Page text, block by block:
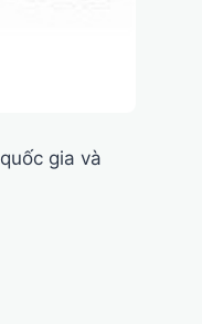
gia và